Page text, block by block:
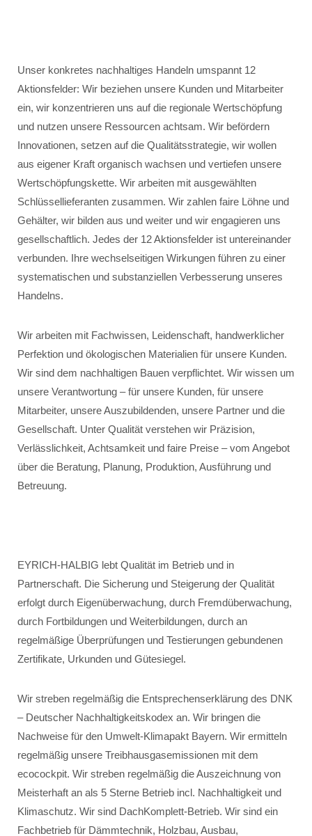
Unser konkretes nachhaltiges Handeln umspannt 12
Aktionsfelder: Wir beziehen unsere Kunden und Mitarbeiter
ein, wir konzentrieren uns auf die regionale Wertschöpfung
und nutzen unsere Ressourcen achtsam. Wir befördern
Innovationen, setzen auf die Qualitätsstrategie, wir wollen
aus eigener Kraft organisch wachsen und vertiefen unsere
Wertschöpfungskette. Wir arbeiten mit ausgewählten
Schlüssellieferanten zusammen. Wir zahlen faire Löhne und
Gehälter, wir bilden aus und weiter und wir engagieren uns
gesellschaftlich. Jedes der 12 Aktionsfelder ist untereinander
verbunden. Ihre wechselseitigen Wirkungen führen zu einer
systematischen und substanziellen Verbesserung unseres
Handelns.
Wir arbeiten mit Fachwissen, Leidenschaft, handwerklicher
Perfektion und ökologischen Materialien für unsere Kunden.
Wir sind dem nachhaltigen Bauen verpflichtet. Wir wissen um
unsere Verantwortung – für unsere Kunden, für unsere
Mitarbeiter, unsere Auszubildenden, unsere Partner und die
Gesellschaft. Unter Qualität verstehen wir Präzision,
Verlässlichkeit, Achtsamkeit und faire Preise – vom Angebot
über die Beratung, Planung, Produktion, Ausführung und
Betreuung.
EYRICH-HALBIG lebt Qualität im Betrieb und in
Partnerschaft. Die Sicherung und Steigerung der Qualität
erfolgt durch Eigenüberwachung, durch Fremdüberwachung,
durch Fortbildungen und Weiterbildungen, durch an
regelmäßige Überprüfungen und Testierungen gebundenen
Zertifikate, Urkunden und Gütesiegel.
Wir streben regelmäßig die Entsprechenserklärung des DNK
– Deutscher Nachhaltigkeitskodex an. Wir bringen die
Nachweise für den Umwelt-Klimapakt Bayern. Wir ermitteln
regelmäßig unsere Treibhausgasemissionen mit dem
ecocockpit. Wir streben regelmäßig die Auszeichnung von
Meisterhaft an als 5 Sterne Betrieb incl. Nachhaltigkeit und
Klimaschutz. Wir sind DachKomplett-Betrieb. Wir sind ein
Fachbetrieb für Dämmtechnik, Holzbau, Ausbau,